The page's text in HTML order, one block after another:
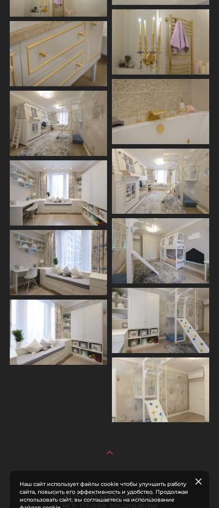
© 2025 ИП Нефёдова Я. С.
все права защищены
Наш сайт использует файлы cookie чтобы улучшить работу
сайта, повысить его эффективность и удобство. Продолжая
использовать сайт, вы соглашаетесь на использование